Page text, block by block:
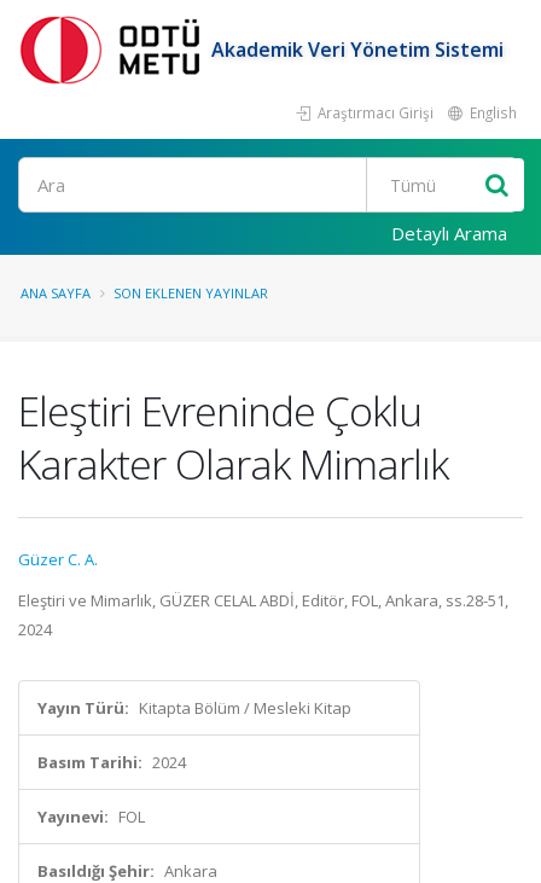
Akademik Veri Yönetim Sistemi
Araştırmacı Girişi English
Ara
Detaylı Arama
ANA SAYFA SON EKLENEN YAYINLAR
Eleştiri Evreninde Çoklu
Karakter Olarak Mimarlık
Güzer C. A.
Eleştiri ve Mimarlık, GÜZER CELAL ABDİ, Editör, FOL, Ankara, ss.28-51,
2024
Yayın Türü: Kitapta Bölüm / Mesleki Kitap
Basım Tarihi: 2024
Yayınevi: FOL
Basıldığı Şehir: Ankara